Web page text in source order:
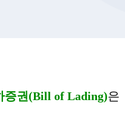
증권(Bill of Lading)은